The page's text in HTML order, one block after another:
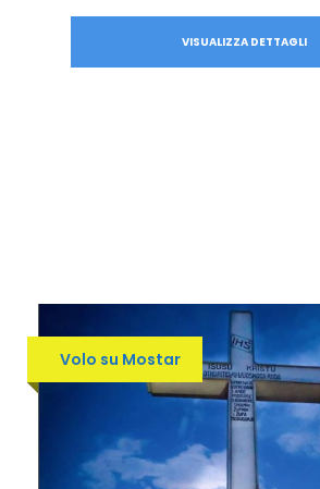
VISUALIZZA DETTAGLI
Volo su Mostar